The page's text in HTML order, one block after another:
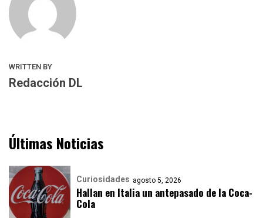
WRITTEN BY
Redacción DL
Últimas Noticias
Curiosidades agosto 5, 2026
Hallan en Italia un antepasado de la Coca-
Cola